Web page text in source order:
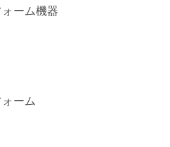
ーム機器
ーム